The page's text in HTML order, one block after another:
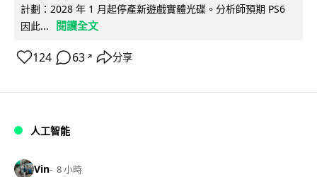
計劃：2028 年 1 月起停產新遊戲實體光碟。分析師預期 PS6
因此...
閱讀全文
124 63 ↗ 分享
人工智能
Vin 8 小時